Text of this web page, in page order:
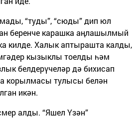
“туды”, “сюды” дип юл
беренче карашка аңлашылмый
килде. Халык аптырашта калды,
кызыклы тоелды һәм
белдерүчеләр дә бихисап
корылмасы тулысы белән
икән.
алды. “Яшел Үзән”